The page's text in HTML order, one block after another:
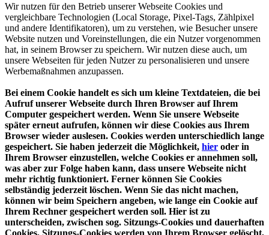
Wir nutzen für den Betrieb unserer Webseite Cookies und
vergleichbare Technologien (Local Storage, Pixel-Tags, Zählpixel
und andere Identifikatoren), um zu verstehen, wie Besucher unsere
Website nutzen und Voreinstellungen, die ein Nutzer vorgenommen
hat, in seinem Browser zu speichern. Wir nutzen diese auch, um
unsere Webseiten für jeden Nutzer zu personalisieren und unsere
Werbemaßnahmen anzupassen.
Bei einem Cookie handelt es sich um kleine Textdateien, die bei
Aufruf unserer Webseite durch Ihren Browser auf Ihrem
Computer gespeichert werden. Wenn Sie unsere Webseite
später erneut aufrufen, können wir diese Cookies aus Ihrem
Browser wieder auslesen. Cookies werden unterschiedlich lange
gespeichert. Sie haben jederzeit die Möglichkeit, hier oder in
Ihrem Browser einzustellen, welche Cookies er annehmen soll,
was aber zur Folge haben kann, dass unsere Webseite nicht
mehr richtig funktioniert. Ferner können Sie Cookies
selbständig jederzeit löschen. Wenn Sie das nicht machen,
können wir beim Speichern angeben, wie lange ein Cookie auf
Ihrem Rechner gespeichert werden soll. Hier ist zu
unterscheiden, zwischen sog. Sitzungs-Cookies und dauerhaften
Cookies. Sitzungs-Cookies werden von Ihrem Browser gelöscht,